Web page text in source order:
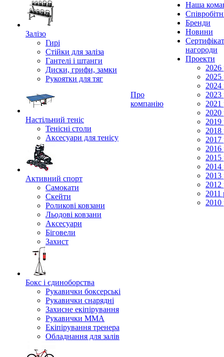
Залізо
Гирі
Стійки для заліза
Гантелі і штанги
Диски, грифи, замки
Рукоятки для тяг
Настільний теніс
Тенісні столи
Аксесуари для тенісу
Активний спорт
Самокати
Скейти
Роликові ковзани
Льодові ковзани
Аксесуари
Біговели
Захист
Бокс і єдиноборства
Рукавички боксерські
Рукавички снарядні
Захисне екіпірування
Рукавички ММА
Екіпірування тренера
Обладнання для залів
Про
компанію
Наша
Бренди
Новини
нагороди
Проекти
2026
2025
2024
2023
2021
2020
2019
2018
2017
2016
2015
2014
2013
2012
2011
2010